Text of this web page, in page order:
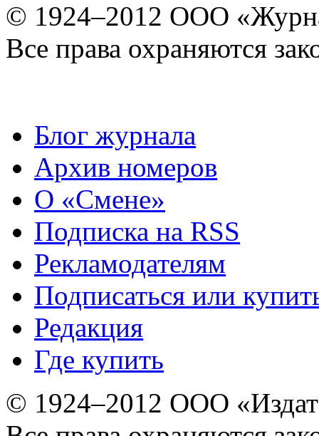
© 1924–2012 ООО
Все права охраняются
Блог журнала
Архив номеров
О «Смене»
Подписка на RSS
Рекламодателям
Подписаться или
Редакция
Где купить
© 1924–2012 ООО